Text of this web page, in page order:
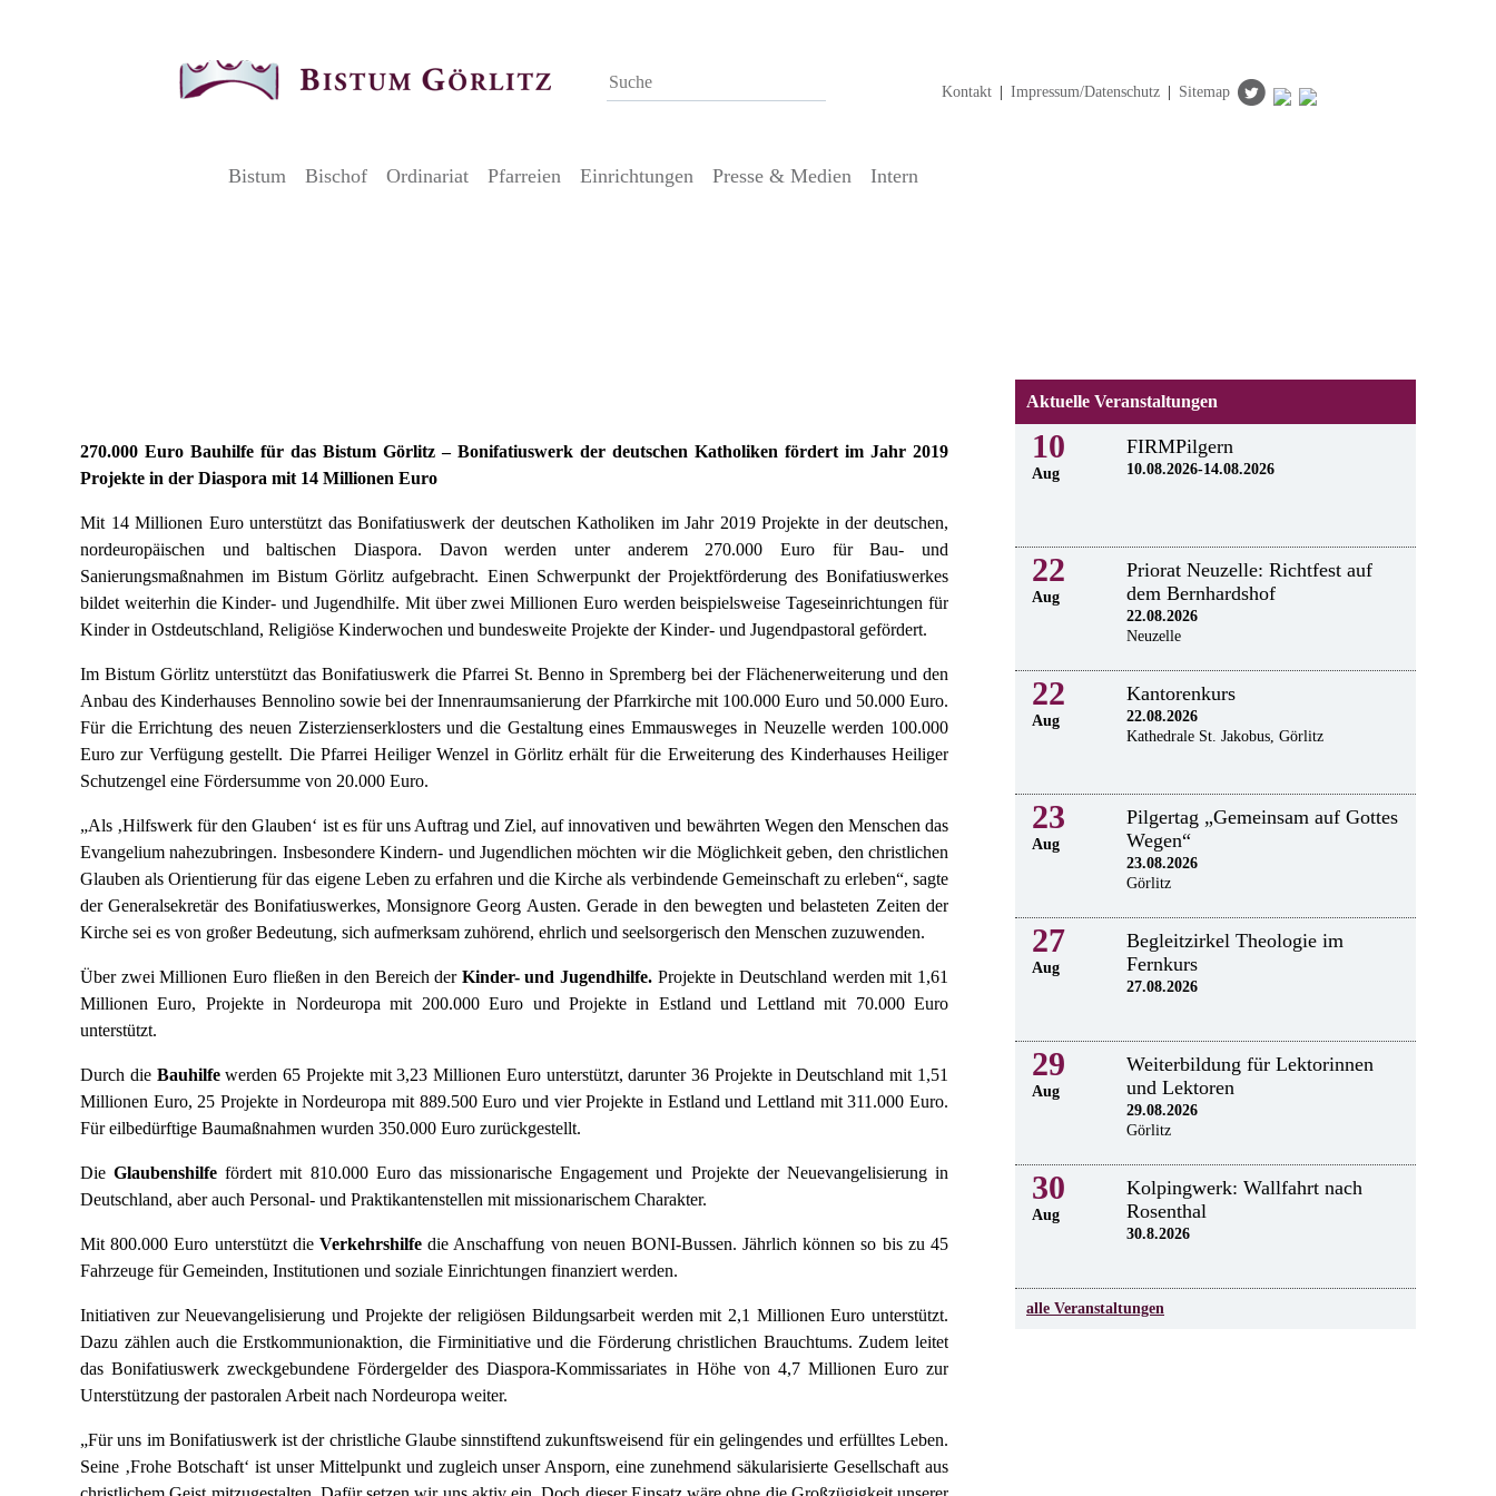
Kontakt Impressum/Datenschutz Sitemap
Bistum Bischof Ordinariat Pfarreien Einrichtungen Presse & Medien Intern
270.000 Euro Bauhilfe für das Bistum Görlitz – Bonifatiuswerk der deutschen Katholiken fördert im Jahr 2019
Projekte in der Diaspora mit 14 Millionen Euro
Mit 14 Millionen Euro unterstützt das Bonifatiuswerk der deutschen Katholiken im Jahr 2019 Projekte in der deutschen,
nordeuropäischen und baltischen Diaspora. Davon werden unter anderem 270.000 Euro für Bau- und
Sanierungsmaßnahmen im Bistum Görlitz aufgebracht. Einen Schwerpunkt der Projektförderung des Bonifatiuswerkes
bildet weiterhin die Kinder- und Jugendhilfe. Mit über zwei Millionen Euro werden beispielsweise Tageseinrichtungen für
Kinder in Ostdeutschland, Religiöse Kinderwochen und bundesweite Projekte der Kinder- und Jugendpastoral gefördert.
Im Bistum Görlitz unterstützt das Bonifatiuswerk die Pfarrei St. Benno in Spremberg bei der Flächenerweiterung und den
Anbau des Kinderhauses Bennolino sowie bei der Innenraumsanierung der Pfarrkirche mit 100.000 Euro und 50.000 Euro.
Für die Errichtung des neuen Zisterzienserklosters und die Gestaltung eines Emmausweges in Neuzelle werden 100.000
Euro zur Verfügung gestellt. Die Pfarrei Heiliger Wenzel in Görlitz erhält für die Erweiterung des Kinderhauses Heiliger
Schutzengel eine Fördersumme von 20.000 Euro.
„Als ‚Hilfswerk für den Glauben‘ ist es für uns Auftrag und Ziel, auf innovativen und bewährten Wegen den Menschen das
Evangelium nahezubringen. Insbesondere Kindern- und Jugendlichen möchten wir die Möglichkeit geben, den christlichen
Glauben als Orientierung für das eigene Leben zu erfahren und die Kirche als verbindende Gemeinschaft zu erleben“, sagte
der Generalsekretär des Bonifatiuswerkes, Monsignore Georg Austen. Gerade in den bewegten und belasteten Zeiten der
Kirche sei es von großer Bedeutung, sich aufmerksam zuhörend, ehrlich und seelsorgerisch den Menschen zuzuwenden.
Über zwei Millionen Euro fließen in den Bereich der Kinder- und Jugendhilfe. Projekte in Deutschland werden mit 1,61
Millionen Euro, Projekte in Nordeuropa mit 200.000 Euro und Projekte in Estland und Lettland mit 70.000 Euro
unterstützt.
Durch die Bauhilfewerden 65 Projekte mit 3,23 Millionen Euro unterstützt, darunter 36 Projekte in Deutschland mit 1,51
Millionen Euro, 25 Projekte in Nordeuropa mit 889.500 Euro und vier Projekte in Estland und Lettland mit 311.000 Euro.
Für eilbedürftige Baumaßnahmen wurden 350.000 Euro zurückgestellt.
DieGlaubenshilfe fördert mit 810.000 Euro das missionarische Engagement und Projekte der Neuevangelisierung in
Deutschland, aber auch Personal- und Praktikantenstellen mit missionarischem Charakter.
Mit 800.000 Euro unterstützt die Verkehrshilfedie Anschaffung von neuen BONI-Bussen. Jährlich können so bis zu 45
Fahrzeuge für Gemeinden, Institutionen und soziale Einrichtungen finanziert werden.
Initiativen zur Neuevangelisierung und Projekte der religiösen Bildungsarbeit werden mit 2,1 Millionen Euro unterstützt.
Dazu zählen auch die Erstkommunionaktion, die Firminitiative und die Förderung christlichen Brauchtums. Zudem leitet
das Bonifatiuswerk zweckgebundene Fördergelder des Diaspora-Kommissariates in Höhe von 4,7 Millionen Euro zur
Unterstützung der pastoralen Arbeit nach Nordeuropa weiter.
„Für uns im Bonifatiuswerk ist der christliche Glaube sinnstiftend zukunftsweisend für ein gelingendes und erfülltes Leben.
Seine ‚Frohe Botschaft‘ ist unser Mittelpunkt und zugleich unser Ansporn, eine zunehmend säkularisierte Gesellschaft aus
Aktuelle Veranstaltungen
10
Aug
FIRMPilgern
10.08.2026-14.08.2026
22
Aug
Priorat Neuzelle: Richtfest auf
dem Bernhardshof
22.08.2026
Neuzelle
22
Aug
Kantorenkurs
22.08.2026
Kathedrale St. Jakobus, Görlitz
23
Aug
Pilgertag „Gemeinsam auf Gottes
Wegen“
23.08.2026
Görlitz
27
Aug
Begleitzirkel Theologie im
Fernkurs
27.08.2026
29
Aug
Weiterbildung für Lektorinnen
und Lektoren
29.08.2026
Görlitz
30
Aug
Kolpingwerk: Wallfahrt nach
Rosenthal
30.8.2026
alle Veranstaltungen